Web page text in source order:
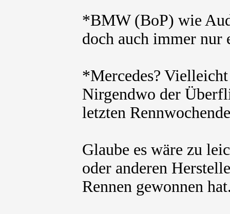
*BMW (BoP) wie
doch auch immer
*Mercedes?
Nirgendwo der
letzten Rennwochende
Glaube es wäre zu
oder anderen
Rennen gewonnen